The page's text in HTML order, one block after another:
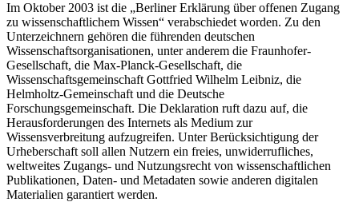
Im Oktober 2003 ist die „Berliner Erklärung über offenen Zugang
zu wissenschaftlichem Wissen“ verabschiedet worden. Zu den
Unterzeichnern gehören die führenden deutschen
Wissenschaftsorganisationen, unter anderem die Fraunhofer-
Gesellschaft, die Max-Planck-Gesellschaft, die
Wissenschaftsgemeinschaft Gottfried Wilhelm Leibniz, die
Helmholtz-Gemeinschaft und die Deutsche
Forschungsgemeinschaft. Die Deklaration ruft dazu auf, die
Herausforderungen des Internets als Medium zur
Wissensverbreitung aufzugreifen. Unter Berücksichtigung der
Urheberschaft soll allen Nutzern ein freies, unwiderrufliches,
weltweites Zugangs- und Nutzungsrecht von wissenschaftlichen
Publikationen, Daten- und Metadaten sowie anderen digitalen
Materialien garantiert werden.